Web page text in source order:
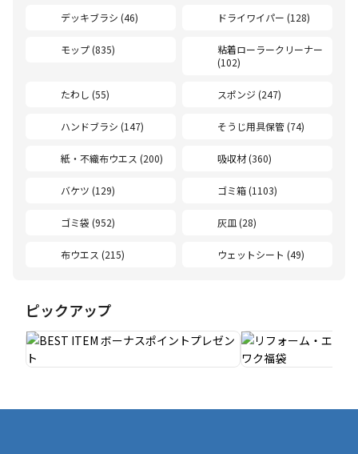
デッキブラシ (46) ドライワイパー (128)
モップ (835)
粘着ローラークリーナー
(102)
たわし (55) スポンジ (247)
ハンドブラシ (147) そうじ用具保管 (74)
紙・不織布ウエス (200) 吸収材 (360)
バケツ (129) ゴミ箱 (1103)
ゴミ袋 (952) 灰皿 (28)
布ウエス (215) ウェットシート (49)
ピックアップ